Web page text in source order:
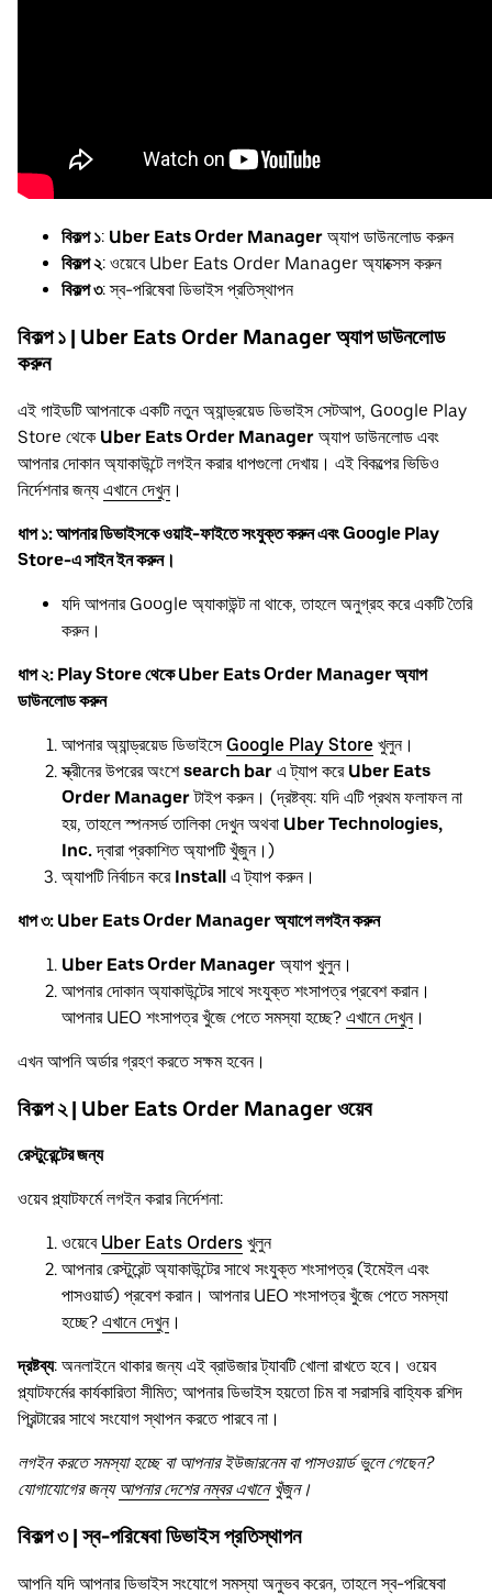
বিকল্প ১: Uber Eats Order Manager অ্যাপ ডাউনলোড করুন
বিকল্প ২: ওয়েবে Uber Eats Order Manager অ্যাক্সেস করুন
বিকল্প ৩: স্ব-পরিষেবা ডিভাইস প্রতিস্থাপন
বিকল্প ১ | Uber Eats Order Manager অ্যাপ ডাউনলোড
করুন
এই গাইডটি আপনাকে একটি নতুন অ্যান্ড্রয়েড ডিভাইস সেটআপ, Google Play
Store থেকে Uber Eats Order Manager অ্যাপ ডাউনলোড এবং
আপনার দোকান অ্যাকাউন্টে লগইন করার ধাপগুলো দেখায়। এই বিকল্পের ভিডিও
নির্দেশনার জন্য এখানে দেখুন।
ধাপ ১: আপনার ডিভাইসকে ওয়াই-ফাইতে সংযুক্ত করুন এবং Google Play
Store-এ সাইন ইন করুন।
যদি আপনার Google অ্যাকাউন্ট না থাকে, তাহলে অনুগ্রহ করে একটি তৈরি
করুন।
ধাপ ২: Play Store থেকে Uber Eats Order Manager অ্যাপ
ডাউনলোড করুন
আপনার অ্যান্ড্রয়েড ডিভাইসে Google Play Store খুলুন।
স্ক্রীনের উপরের অংশেsearch bar এ ট্যাপ করে Uber Eats
Order Managerটাইপ করুন। (দ্রষ্টব্য: যদি এটি প্রথম ফলাফল না
হয়, তাহলে স্পনসর্ড তালিকা দেখুন অথবা Uber Technologies,
Inc.দ্বারা প্রকাশিত অ্যাপটি খুঁজুন।)
অ্যাপটি নির্বাচন করে Install এ ট্যাপ করুন।
ধাপ ৩: Uber Eats Order Manager অ্যাপে লগইন করুন
Uber Eats Order Manager অ্যাপ খুলুন।
আপনার দোকান অ্যাকাউন্টের সাথে সংযুক্ত শংসাপত্র প্রবেশ করান।
আপনার UEO শংসাপত্র খুঁজে পেতে সমস্যা হচ্ছে? এখানে দেখুন।
এখন আপনি অর্ডার গ্রহণ করতে সক্ষম হবেন।
বিকল্প ২ | Uber Eats Order Manager ওয়েব
রেস্টুরেন্টের জন্য
ওয়েব প্ল্যাটফর্মে লগইন করার নির্দেশনা:
ওয়েবে Uber Eats Orders খুলুন
আপনার রেস্টুরেন্ট অ্যাকাউন্টের সাথে সংযুক্ত শংসাপত্র (ইমেইল এবং
পাসওয়ার্ড) প্রবেশ করান। আপনার UEO শংসাপত্র খুঁজে পেতে সমস্যা
হচ্ছে? এখানে দেখুন।
দ্রষ্টব্য: অনলাইনে থাকার জন্য এই ব্রাউজার ট্যাবটি খোলা রাখতে হবে। ওয়েব
প্ল্যাটফর্মের কার্যকারিতা সীমিত; আপনার ডিভাইস হয়তো চিম বা সরাসরি বাহ্যিক রশিদ
প্রিন্টারের সাথে সংযোগ স্থাপন করতে পারবে না।
লগইন করতে সমস্যা হচ্ছে বা আপনার ইউজারনেম বা পাসওয়ার্ড ভুলে গেছেন?
যোগাযোগের জন্য আপনার দেশের নম্বর এখানেখুঁজুন।
বিকল্প ৩ | স্ব-পরিষেবা ডিভাইস প্রতিস্থাপন
আপনি যদি আপনার ডিভাইস সংযোগে সমস্যা অনুভব করেন, তাহলে স্ব-পরিষেবা